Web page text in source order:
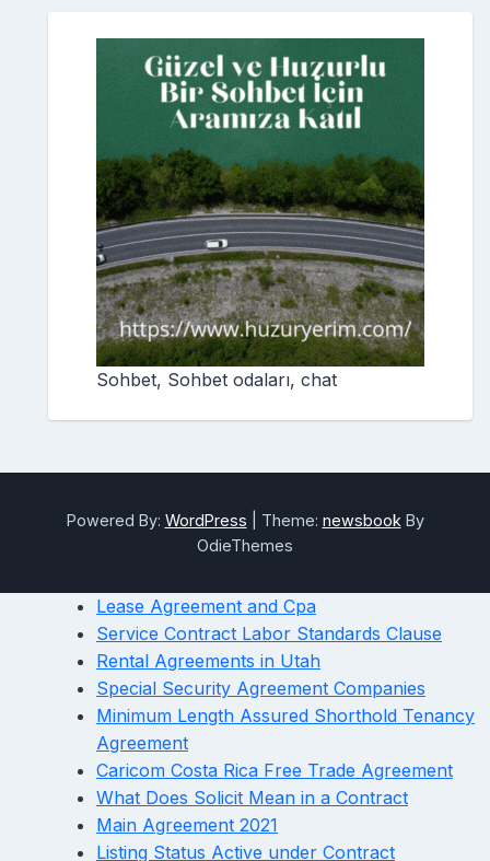
Sohbet, Sohbet odaları, chat
Powered By: WordPress Theme: newsbook By
OdieThemes
Lease Agreement and Cpa
Service Contract Labor Standards Clause
Rental Agreements in Utah
Special Security Agreement Companies
Minimum Length Assured Shorthold Tenancy
Agreement
Caricom Costa Rica Free Trade Agreement
What Does Solicit Mean in a Contract
Main Agreement 2021
Listing Status Active under Contract